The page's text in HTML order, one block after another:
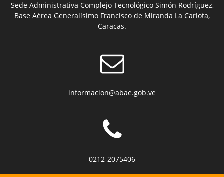
Sede Administrativa Complejo Tecnológico Simón Rodríguez,
Base Aérea Generalísimo Francisco de Miranda La Carlota,
Caracas.
informacion@abae.gob.ve
0212-2075406